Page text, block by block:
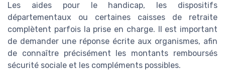
Les aides pour le handicap, les dispositifs
départementaux ou certaines caisses de retraite
complètent parfois la prise en charge. Il est important
de demander une réponse écrite aux organismes, afin
de connaître précisément les montants remboursés
sécurité sociale et les compléments possibles.